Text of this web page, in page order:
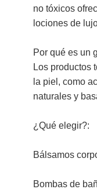
no tóxicos
lociones de
Por qué es un
Los productos
la piel, como
naturales y
¿Qué elegir?:
Bálsamos
Bombas de